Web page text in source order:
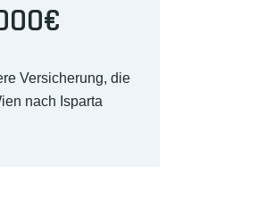
Versicherung, die
nach Isparta